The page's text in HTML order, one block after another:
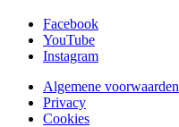
Facebook
YouTube
Instagram
Algemene voorwaarden
Privacy
Cookies